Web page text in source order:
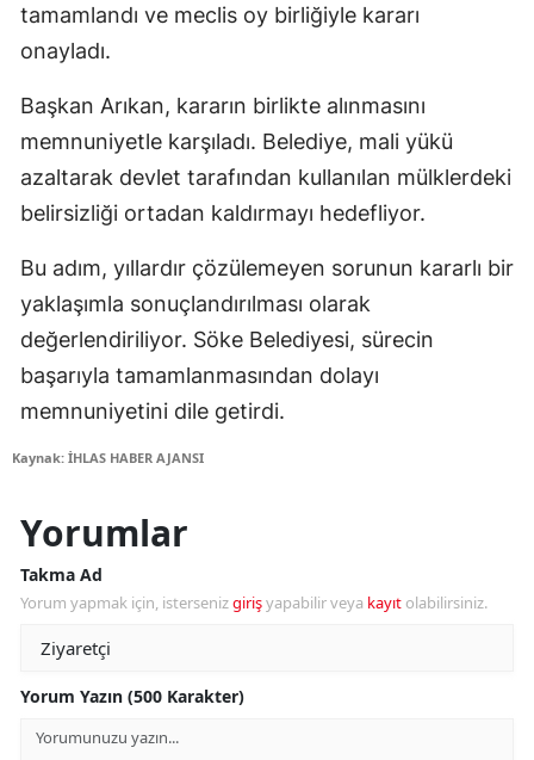
tamamlandı ve meclis oy birliğiyle kararı
onayladı.
Başkan Arıkan, kararın birlikte alınmasını
memnuniyetle karşıladı. Belediye, mali yükü
azaltarak devlet tarafından kullanılan mülklerdeki
belirsizliği ortadan kaldırmayı hedefliyor.
Bu adım, yıllardır çözülemeyen sorunun kararlı bir
yaklaşımla sonuçlandırılması olarak
değerlendiriliyor. Söke Belediyesi, sürecin
başarıyla tamamlanmasından dolayı
memnuniyetini dile getirdi.
Kaynak: İHLAS HABER AJANSI
Yorumlar
Takma Ad
Yorum yapmak için, istersenizgirişyapabilir veya kayıt olabilirsiniz.
Yorum Yazın (500 Karakter)